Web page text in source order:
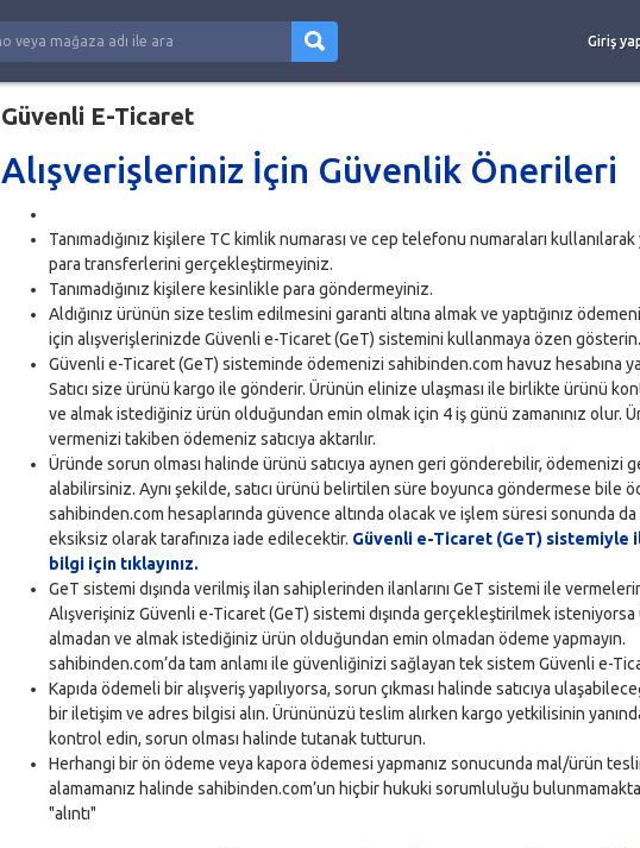
Giriş
Güvenli E-Ticaret
Alışverişleriniz İçin Güvenlik Önerileri
Tanımadığınız kişilere TC kimlik numarası ve cep telefonu numaraları kullanılarak
para transferlerini gerçekleştirmeyiniz.
Tanımadığınız kişilere kesinlikle para göndermeyiniz.
Aldığınız ürünün size teslim edilmesini garanti altına almak ve yaptığınız
için alışverişlerinizde Güvenli e-Ticaret (GeT) sistemini kullanmaya özen gösterin.
Güvenli e-Ticaret (GeT) sisteminde ödemenizi sahibinden.com havuz hesabına
Satıcı size ürünü kargo ile gönderir. Ürünün elinize ulaşması ile birlikte ürünü
ve almak istediğiniz ürün olduğundan emin olmak için 4 iş günü zamanınız olur.
vermenizi takiben ödemeniz satıcıya aktarılır.
Üründe sorun olması halinde ürünü satıcıya aynen geri gönderebilir, ödemenizi
alabilirsiniz. Aynı şekilde, satıcı ürünü belirtilen süre boyunca göndermese bile
sahibinden.com hesaplarında güvence altında olacak ve işlem süresi sonunda
eksiksiz olarak tarafınıza iade edilecektir. Güvenli e-Ticaret (GeT) sistemiyle
bilgi için tıklayınız.
GeT sistemi dışında verilmiş ilan sahiplerinden ilanlarını GeT sistemi ile
Alışverişiniz Güvenli e-Ticaret (GeT) sistemi dışında gerçekleştirilmek
almadan ve almak istediğiniz ürün olduğundan emin olmadan ödeme yapmayın.
sahibinden.com’da tam anlamı ile güvenliğinizi sağlayan tek sistem Güvenli e-
Kapıda ödemeli bir alışveriş yapılıyorsa, sorun çıkması halinde satıcıya
bir iletişim ve adres bilgisi alın. Ürününüzü teslim alırken kargo yetkilisinin
kontrol edin, sorun olması halinde tutanak tutturun.
Herhangi bir ön ödeme veya kapora ödemesi yapmanız sonucunda mal/ürün
alamamanız halinde sahibinden.com’un hiçbir hukuki sorumluluğu
"alıntı"